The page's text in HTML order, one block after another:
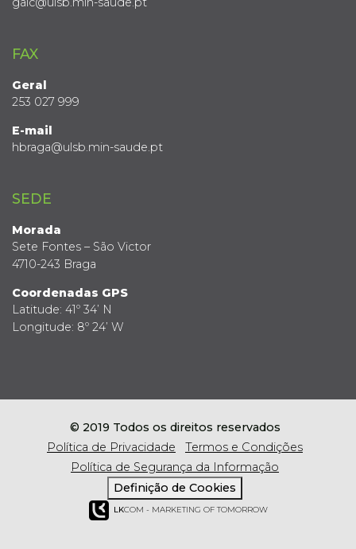
FAX
Geral
253 027 999
E-mail
hbraga@ulsb.min-saude.pt
SEDE
Morada
Sete Fontes – São Victor
4710-243 Braga
Coordenadas GPS
Latitude: 41º 34’ N
Longitude: 8º 24’ W
© 2019 Todos os direitos reservados
Política de Privacidade
Termos e Condições
Política de Segurança da Informação
Definição de Cookies
LKCOM - MARKETING OF TOMORROW